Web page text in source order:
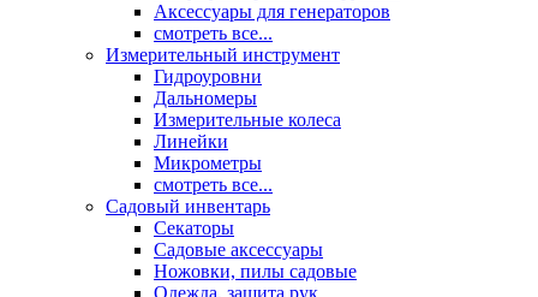
Аксессуары для генераторов
смотреть все...
Измерительный инструмент
Гидроуровни
Дальномеры
Измерительные колеса
Линейки
Микрометры
смотреть все...
Садовый инвентарь
Секаторы
Садовые аксессуары
Ножовки, пилы садовые
Одежда, защита рук